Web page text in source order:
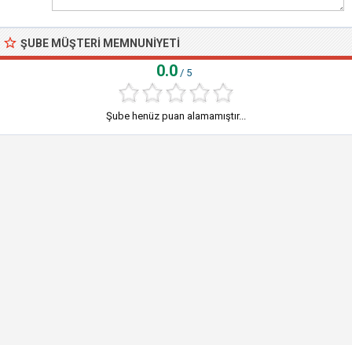
ŞUBE MÜŞTERI MEMNUNIYETI
0.0 / 5
Şube henüz puan alamamıştır...